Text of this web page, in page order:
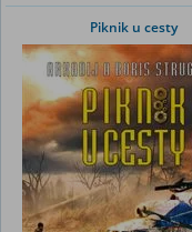
Piknik u cesty